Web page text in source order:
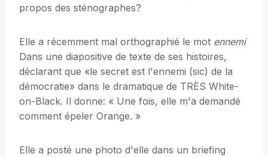
propos des sténographes?
Elle a récemment mal orthographié le mot ennemi
Dans une diapositive de texte de ses histoires,
déclarant que «le secret est l'ennemi (sic) de la
démocratie» dans le dramatique de TRÈS White-
on-Black. Il donne: « Une fois, elle m'a demandé
comment épeler Orange. »
Elle a posté une photo d'elle dans un briefing